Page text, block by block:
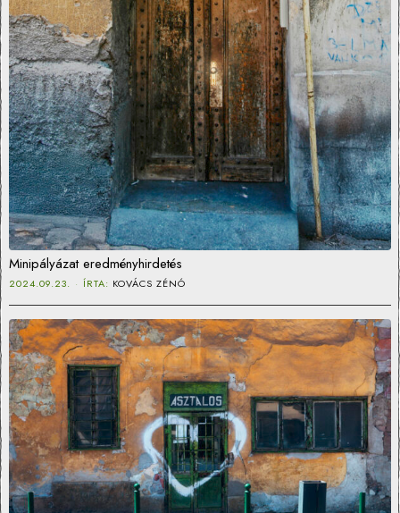
Minipályázat eredményhirdetés
2024.09.23. ÍRTA: KOVÁCS ZÉNÓ